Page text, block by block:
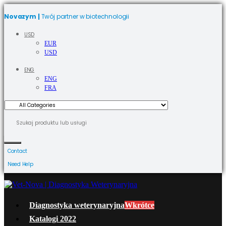
Novazym | Twój partner w biotechnologii
USD
EUR
USD
ENG
ENG
FRA
Contact
Need Help
Diagnostyka weterynaryjnaWkrótce
Katalogi 2022